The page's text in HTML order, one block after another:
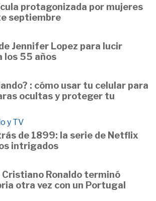
protagonizada por mujeres
septiembre
Jennifer Lopez para lucir
los 55 años
: cómo usar tu celular para
ocultas y proteger tu
y TV
de 1899: la serie de Netflix
intrigados
Ronaldo terminó
otra vez con un Portugal